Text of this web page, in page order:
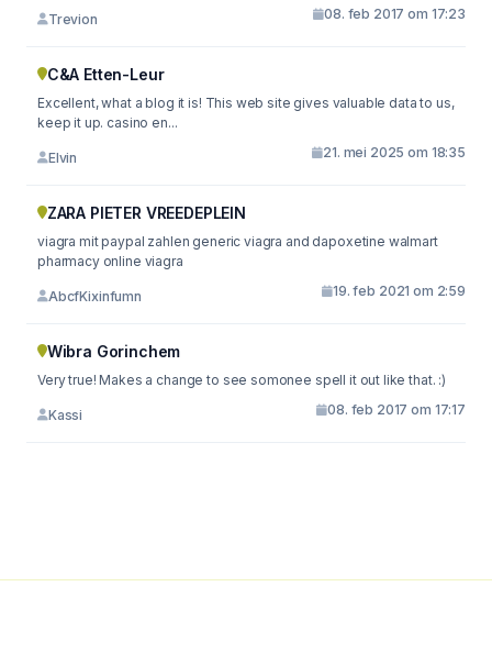
Trevion 08. feb 2017 om 17:23
C&A Etten-Leur
Excellent, what a blog it is! This web site gives valuable data to us,
keep it up. casino en...
Elvin 21. mei 2025 om 18:35
ZARA PIETER VREEDEPLEIN
viagra mit paypal zahlen generic viagra and dapoxetine walmart
pharmacy online viagra
AbcfKixinfumn 19. feb 2021 om 2:59
Wibra Gorinchem
Very true! Makes a change to see somonee spell it out like that. :)
Kassi 08. feb 2017 om 17:17